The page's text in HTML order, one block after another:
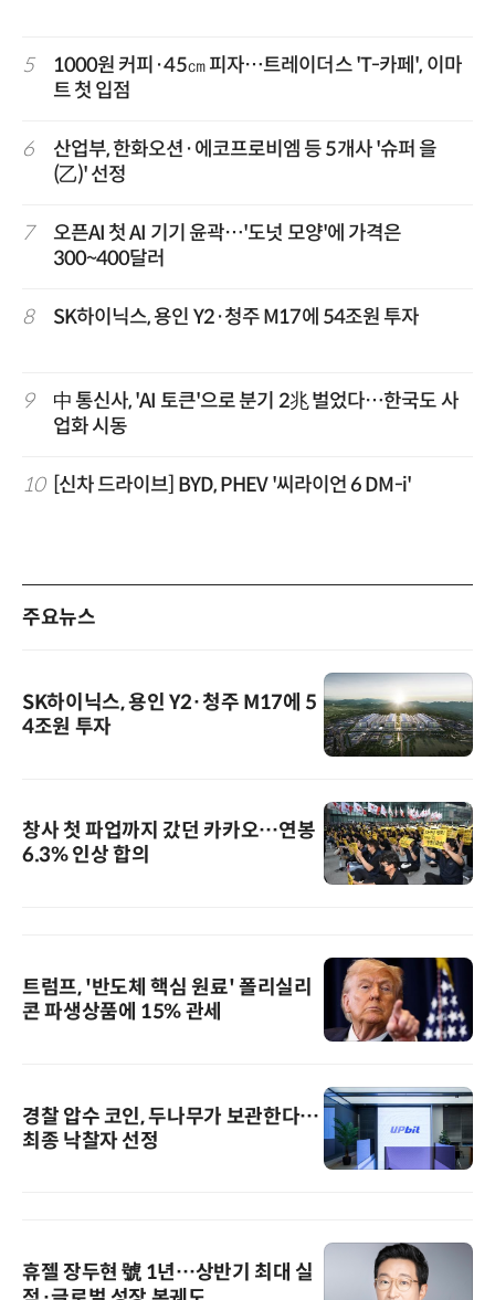
5
1000원 커피·45㎝ 피자…트레이더스 'T-카페', 이마
트 첫 입점
6
산업부, 한화오션·에코프로비엠 등 5개사 '슈퍼 을
(乙)' 선정
7
오픈AI 첫 AI 기기 윤곽…'도넛 모양'에 가격은
300~400달러
8 SK하이닉스, 용인 Y2·청주 M17에 54조원 투자
9
中 통신사, 'AI 토큰'으로 분기 2兆 벌었다…한국도 사
업화 시동
10 [신차 드라이브] BYD, PHEV '씨라이언 6 DM-i'
주요뉴스
SK하이닉스, 용인 Y2·청주 M17에 5
4조원 투자
창사 첫 파업까지 갔던 카카오…연봉
6.3% 인상 합의
트럼프, '반도체 핵심 원료' 폴리실리
콘 파생상품에 15% 관세
경찰 압수 코인, 두나무가 보관한다…
최종 낙찰자 선정
휴젤 장두현 號 1년…상반기 최대 실